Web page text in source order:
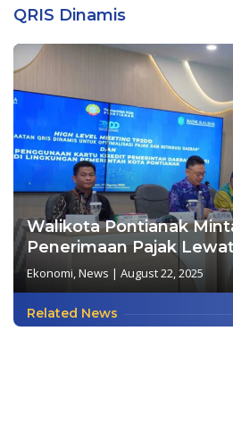
QRIS Dinamis
Walikota Pontianak
Penerimaan Pajak
Ekonomi,News | August 22, 2025
Related News